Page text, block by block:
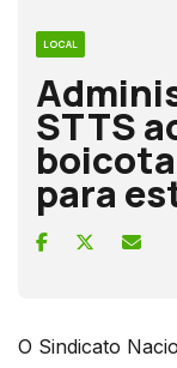
LOCAL
STTS
para
O Sindicato